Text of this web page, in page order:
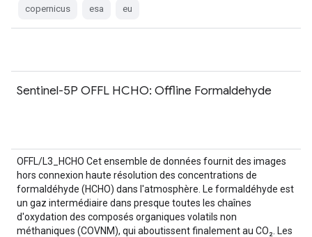
copernicus esa eu
Sentinel-5P OFFL HCHO: Offline Formaldehyde
OFFL/L3_HCHO Cet ensemble de données fournit des images
hors connexion haute résolution des concentrations de
formaldéhyde (HCHO) dans l'atmosphère. Le formaldéhyde est
un gaz intermédiaire dans presque toutes les chaînes
d'oxydation des composés organiques volatils non
méthaniques (COVNM), qui aboutissent finalement au CO₂. Les